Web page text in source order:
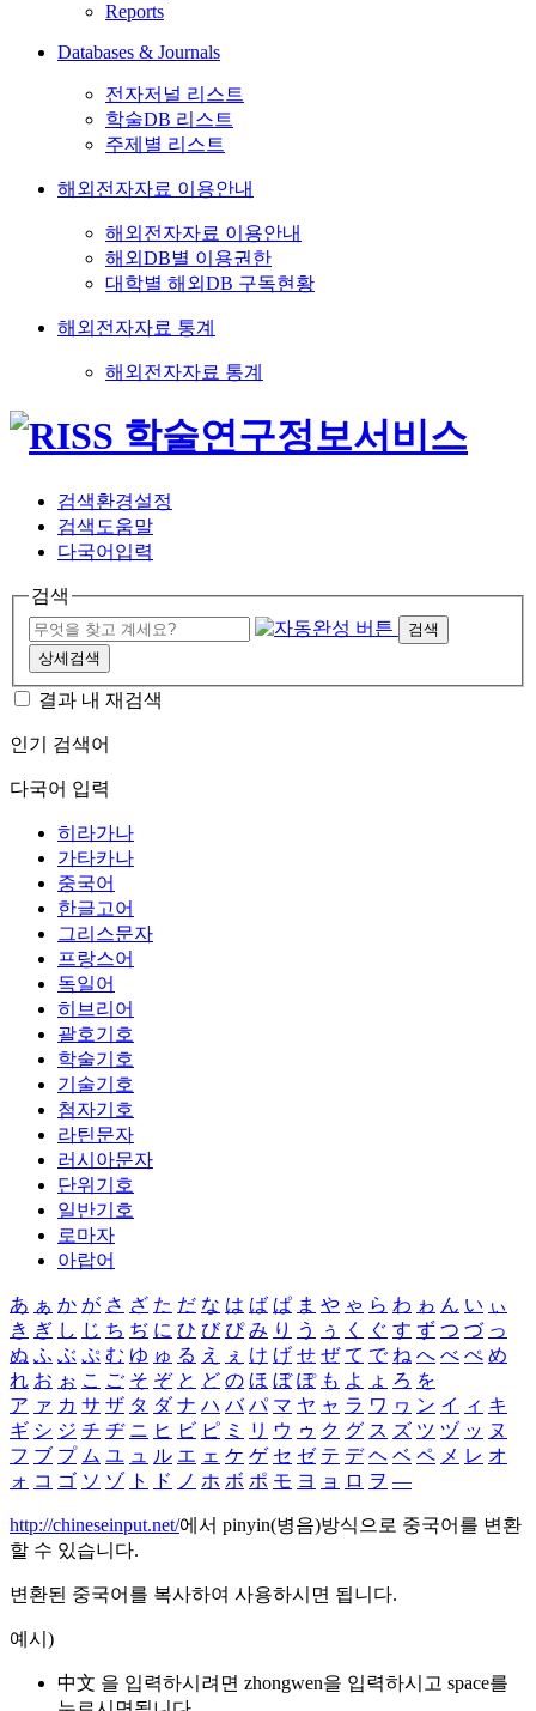
Reports
Databases & Journals
전자저널 리스트
학술DB 리스트
주제별 리스트
해외전자자료 이용안내
해외전자자료 이용안내
해외DB별 이용권한
대학별 해외DB 구독현황
해외전자자료 통계
해외전자자료 통계
검색환경설정
검색도움말
다국어입력
검색
검색
상세검색
결과 내 재검색
인기 검색어
다국어 입력
히라가나
가타카나
중국어
한글고어
그리스문자
프랑스어
독일어
히브리어
괄호기호
학술기호
기술기호
첨자기호
라틴문자
러시아문자
단위기호
일반기호
로마자
아랍어
あ ぁ か が さ ざ た だ な は ば ぱ ま や ゃ ら わ ゎ ん い ぃ
き ぎ し じ ち ぢ に ひ び ぴ み り う ぅ く ぐ す ず つ づ っ
ぬ ふ ぶ ぷ む ゆ ゅ る え ぇ け げ せ ぜ て で ね へ べ ぺ め
れ お ぉ こ ご そ ぞ と ど の ほ ぼ ぽ も よ ょ ろ を
ア ァ カ サ ザ タ ダ ナ ハ バ パ マ ヤ ャ ラ ワ ヮ ン イ ィ キ
ギ シ ジ チ ヂ ニ ヒ ビ ピ ミ リ ウ ゥ ク グ ス ズ ツ ヅ ッ ヌ
フ ブ プ ム ユ ュ ル エ ェ ケ ゲ セ ゼ テ デ ヘ ベ ペ メ レ オ
ォ コ ゴ ソ ゾ ト ド ノ ホ ボ ポ モ ヨ ョ ロ ヲ ―
http://chineseinput.net/에서 pinyin(병음)방식으로 중국어를 변환
할 수 있습니다.
변환된 중국어를 복사하여 사용하시면 됩니다.
예시)
中文 을 입력하시려면 zhongwen을 입력하시고 space를